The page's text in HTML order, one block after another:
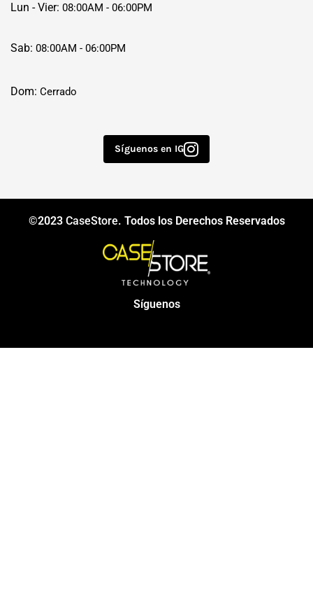
Lun - Vier: 08:00AM - 06:00PM
Sab: 08:00AM - 06:00PM
Dom: Cerrado
Síguenos en IG
©2023 CaseStore. Todos los Derechos Reservados
Síguenos